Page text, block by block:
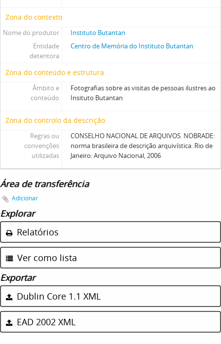
Zona do contexto
Nome do produtor
Instituto Butantan
Entidade
detentora
Centro de Memória do Instituto Butantan
Zona do conteúdo e estrutura
Âmbito e
conteúdo
Fotografias sobre as visitas de pessoas ilustres ao
Insituto Butantan
Zona do controlo da descrição
Regras ou
convenções
utilizadas
CONSELHO NACIONAL DE ARQUIVOS. NOBRADE:
norma brasileira de descrição arquivística. Rio de
Janeiro: Arquivo Nacional, 2006
Área de transferência
Adicionar
Explorar
Relatórios
Ver como lista
Exportar
Dublin Core 1.1 XML
EAD 2002 XML